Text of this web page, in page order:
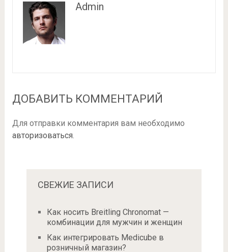
Admin
ДОБАВИТЬ КОММЕНТАРИЙ
Для отправки комментария вам необходимо
авторизоваться.
СВЕЖИЕ ЗАПИСИ
Как носить Breitling Chronomat —
комбинации для мужчин и женщин
Как интегрировать Medicube в
розничный магазин?